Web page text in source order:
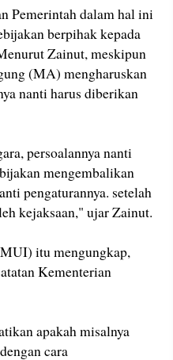
Pemerintah dalam hal ini
berpihak kepada
Zainut, meskipun
(MA) mengharuskan
nanti harus diberikan
persoalannya nanti
mengembalikan
pengaturannya. setelah
kejaksaan," ujar Zainut.
itu mengungkap,
Kementerian
apakah misalnya
cara